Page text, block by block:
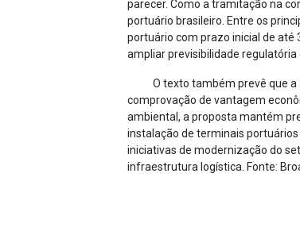
parecer. Como a tramitação na
portuário brasileiro. Entre os
portuário com prazo inicial de até
ampliar previsibilidade
O texto também prevê que
comprovação de vantagem
ambiental, a proposta mantém
instalação de terminais
iniciativas de modernização do
infraestrutura logística. Fonte: